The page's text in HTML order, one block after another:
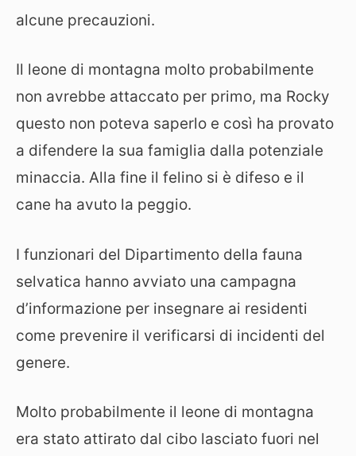
alcune precauzioni.
Il leone di montagna molto probabilmente
non avrebbe attaccato per primo, ma Rocky
questo non poteva saperlo e così ha provato
a difendere la sua famiglia dalla potenziale
minaccia. Alla fine il felino si è difeso e il
cane ha avuto la peggio.
I funzionari del Dipartimento della fauna
selvatica hanno avviato una campagna
d’informazione per insegnare ai residenti
come prevenire il verificarsi di incidenti del
genere.
Molto probabilmente il leone di montagna
era stato attirato dal cibo lasciato fuori nel